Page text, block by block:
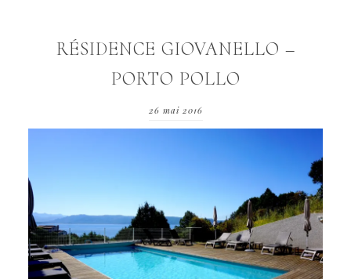
RÉSIDENCE GIOVANELLO –
PORTO POLLO
26 mai 2016